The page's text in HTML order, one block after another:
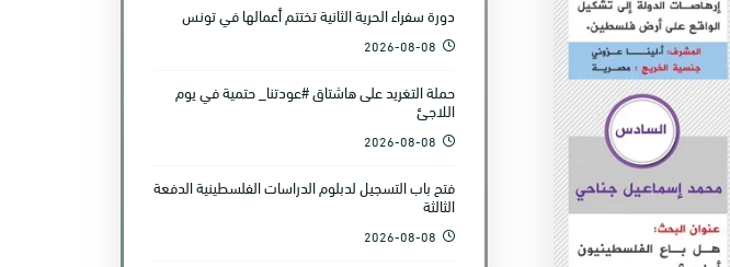
دورة سفراء الحرية الثانية تختتم أعمالها في تونس
2026-08-08
حملة التغريد على هاشتاق #عودتنا_ حتمية في يوم
اللاجئ
2026-08-08
فتح باب التسجيل لدبلوم الدراسات الفلسطينية الدفعة
الثالثة
2026-08-08